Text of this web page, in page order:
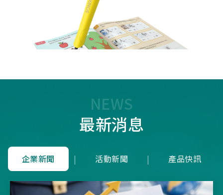
NEWS
最新消息
企業新聞 | 活動新聞 | 產品快訊